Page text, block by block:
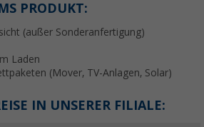
PRODUKT:
(außer Sonderanfertigung)
Laden
(Mover, TV-Anlagen, Solar)
IN UNSERER FILIALE: